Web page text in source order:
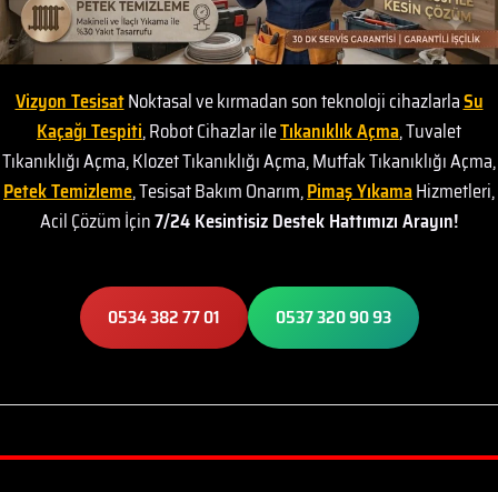
Vizyon TesisatNoktasal ve kırmadan son teknoloji cihazlarlaSu
Kaçağı Tespiti, Robot Cihazlar ileTıkanıklık Açma, Tuvalet
Tıkanıklığı Açma, Klozet Tıkanıklığı Açma, Mutfak Tıkanıklığı Açma,
Petek Temizleme, Tesisat Bakım Onarım,Pimaş YıkamaHizmetleri,
Acil Çözüm İçin7/24 Kesintisiz Destek Hattımızı Arayın!
0534 382 77 01 0537 320 90 93